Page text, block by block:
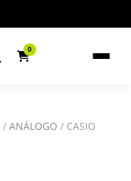
0
/ ANÁLOGO / CASIO